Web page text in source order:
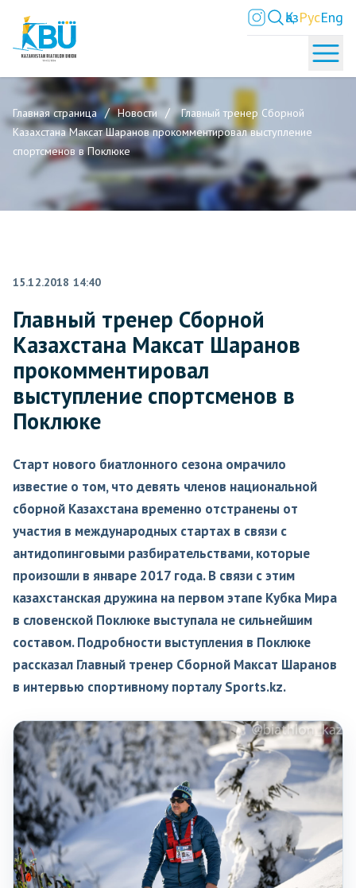
ҚазРусEng
Главная страница Новости
Главный тренер Сборной
Казахстана Максат Шаранов прокомментировал выступление
спортсменов в Поклюке
15.12.2018 14:40
Главный тренер Сборной
Казахстана Максат Шаранов
прокомментировал
выступление спортсменов в
Поклюке
Старт нового биатлонного сезона омрачило
известие о том, что девять членов национальной
сборной Казахстана временно отстранены от
участия в международных стартах в связи с
антидопинговыми разбирательствами, которые
произошли в январе 2017 года. В связи с этим
казахстанская дружина на первом этапе Кубка Мира
в словенской Поклюке выступала не сильнейшим
составом. Подробности выступления в Поклюке
рассказал Главный тренер Сборной Максат Шаранов
в интервью спортивному порталу Sports.kz.